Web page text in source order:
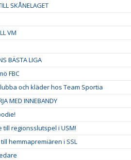
SKÅNELAGET
VM
BÄSTA LIGA
FBC
och kläder hos Team Sportia
MED INNEBANDY
till regionsslutspel i USM!
hemmapremiären i SSL